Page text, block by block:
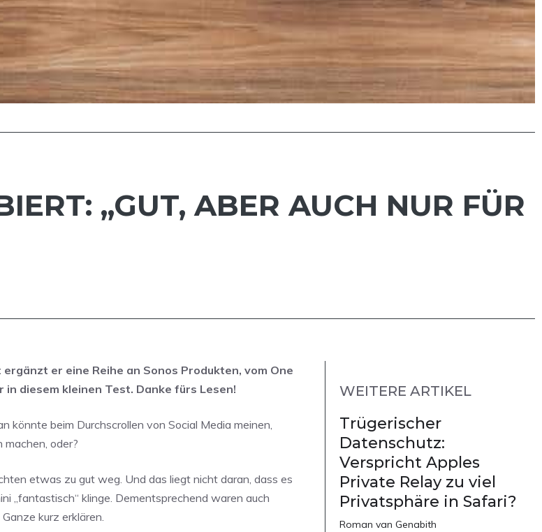
„GUT, ABER AUCH NUR FÜR
er eine Reihe an Sonos Produkten, vom One
diesem kleinen Test. Danke fürs Lesen!
könnte beim Durchscrollen von Social Media meinen,
oder?
etwas zu gut weg. Und das liegt nicht daran, dass es
„fantastisch“ klinge. Dementsprechend waren auch
kurz erklären.
WEITERE ARTIKEL
Trügerischer
Datenschutz:
Verspricht Apples
Private Relay zu viel
Privatsphäre in Safari?
Roman van Genabith